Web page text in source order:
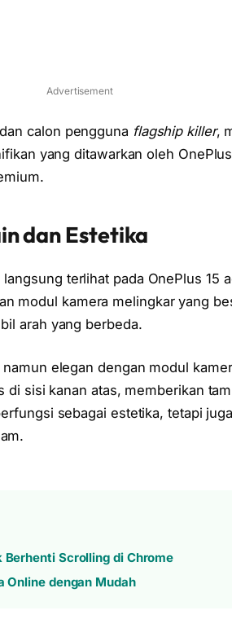
Advertisement
calon pengguna flagship killer,
yang ditawarkan oleh
dan Estetika
terlihat pada OnePlus 15
modul kamera melingkar yang
arah yang berbeda.
elegan dengan modul
sisi kanan atas, memberikan
sebagai estetika, tetapi
Scrolling di Chrome
Online dengan Mudah